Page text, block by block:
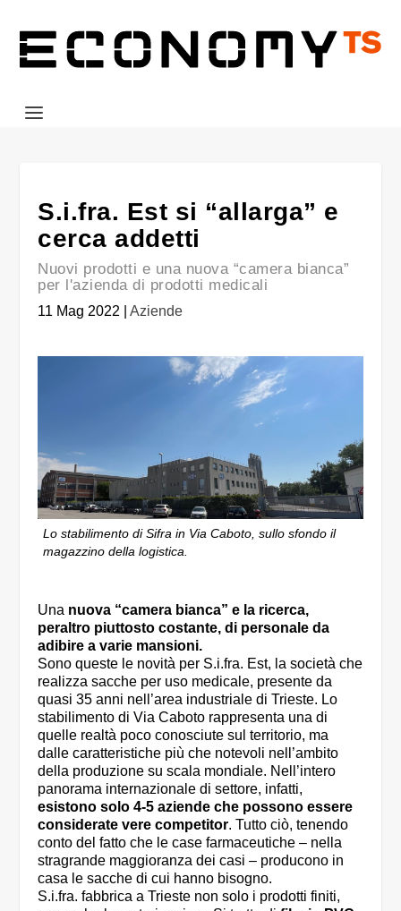
S.i.fra. Est si “allarga” e
cerca addetti
Nuovi prodotti e una nuova “camera bianca”
per l'azienda di prodotti medicali
11 Mag 2022 |Aziende
Lo stabilimento di Sifra in Via Caboto, sullo sfondo il
magazzino della logistica.
Una nuova “camera bianca” e la ricerca,
peraltro piuttosto costante, di personale da
adibire a varie mansioni.
Sono queste le novità per S.i.fra. Est, la società che
realizza sacche per uso medicale, presente da
quasi 35 anni nell’area industriale di Trieste. Lo
stabilimento di Via Caboto rappresenta una di
quelle realtà poco conosciute sul territorio, ma
dalle caratteristiche più che notevoli nell’ambito
della produzione su scala mondiale. Nell’intero
panorama internazionale di settore, infatti,
esistono solo 4-5 aziende che possono essere
considerate vere competitor. Tutto ciò, tenendo
conto del fatto che le case farmaceutiche – nella
stragrande maggioranza dei casi – producono in
casa le sacche di cui hanno bisogno.
S.i.fra. fabbrica a Trieste non solo i prodotti finiti,